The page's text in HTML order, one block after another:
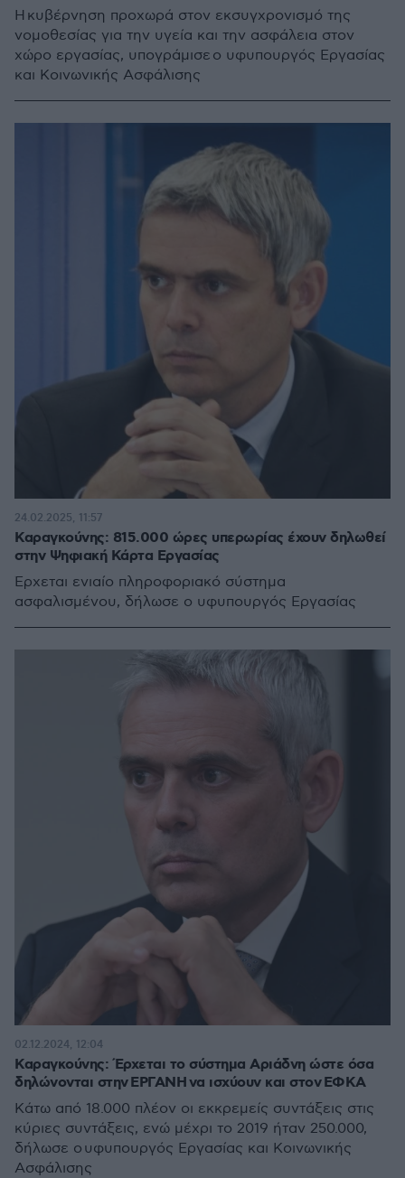
H κυβέρνηση προχωρά στον εκσυγχρονισμό της
νομοθεσίας για την υγεία και την ασφάλεια στον
χώρο εργασίας, υπογράμισε o υφυπουργός Εργασίας
και Κοινωνικής Ασφάλισης
Καραγκούνης: 815.000 ώρες υπερωρίας έχουν δηλωθεί
στην Ψηφιακή Κάρτα Εργασίας
Έρχεται ενιαίο πληροφοριακό σύστημα
ασφαλισμένου, δήλωσε ο υφυπουργός Εργασίας
24.02.2025, 11:57
Καραγκούνης: Έρχεται το σύστημα Αριάδνη ώστε όσα
δηλώνονται στην ΕΡΓΑΝΗ να ισχύουν και στον ΕΦΚΑ
Κάτω από 18.000 πλέον οι εκκρεμείς συντάξεις στις
κύριες συντάξεις, ενώ μέχρι το 2019 ήταν 250.000,
δήλωσε ο υφυπουργός Εργασίας και Κοινωνικής
Ασφάλισης
02.12.2024, 12:04